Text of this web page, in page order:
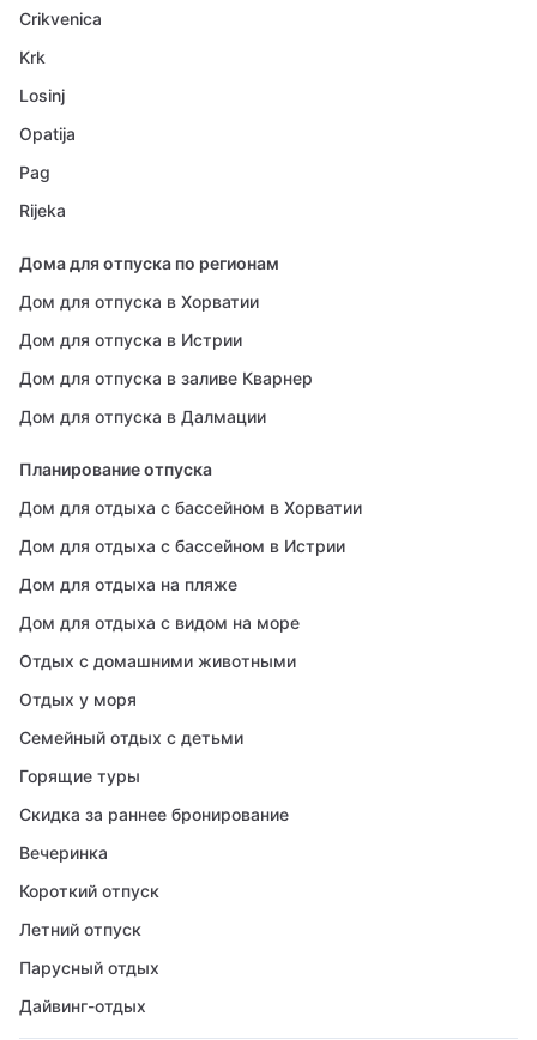
Crikvenica
Krk
Losinj
Opatija
Pag
Rijeka
Дома для отпуска по регионам
Дом для отпуска в Хорватии
Дом для отпуска в Истрии
Дом для отпуска в заливе Кварнер
Дом для отпуска в Далмации
Планирование отпуска
Дом для отдыха с бассейном в Хорватии
Дом для отдыха с бассейном в Истрии
Дом для отдыха на пляже
Дом для отдыха с видом на море
Отдых с домашними животными
Отдых у моря
Семейный отдых с детьми
Горящие туры
Скидка за раннее бронирование
Вечеринка
Короткий отпуск
Летний отпуск
Парусный отдых
Дайвинг-отдых